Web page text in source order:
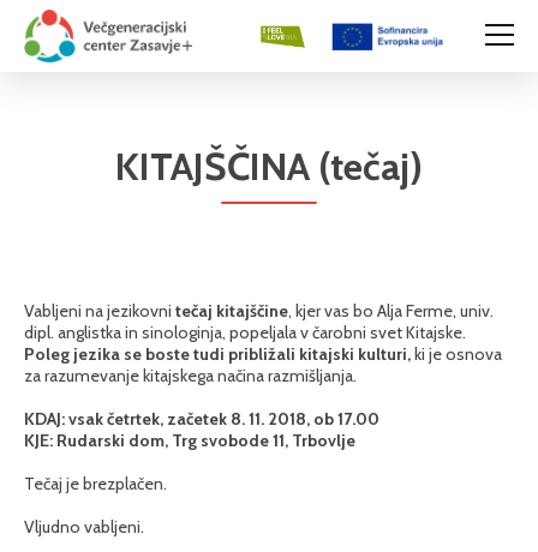
KITAJŠČINA (tečaj)
Vabljeni na jezikovni tečaj kitajščine, kjer vas bo Alja Ferme, univ.
dipl. anglistka in sinologinja, popeljala v čarobni svet Kitajske.
Poleg jezika se boste tudi približali kitajski kulturi,ki je osnova
za razumevanje kitajskega načina razmišljanja.
KDAJ: vsak četrtek, začetek 8. 11. 2018, ob 17.00
KJE: Rudarski dom, Trg svobode 11, Trbovlje
Tečaj je brezplačen.
Vljudno vabljeni.